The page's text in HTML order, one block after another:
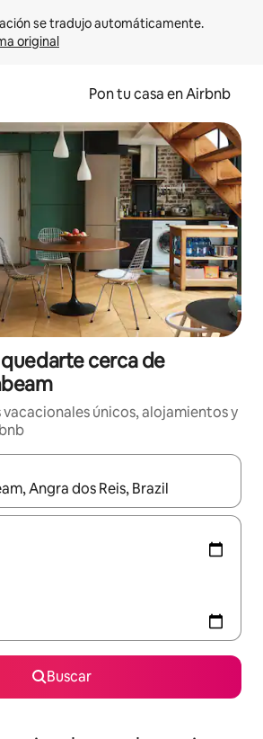
original
Pon tu casa en Airbnb
cerca de
vacacionales únicos, alojamientos y
estén disponibles, navega con las
Buscar